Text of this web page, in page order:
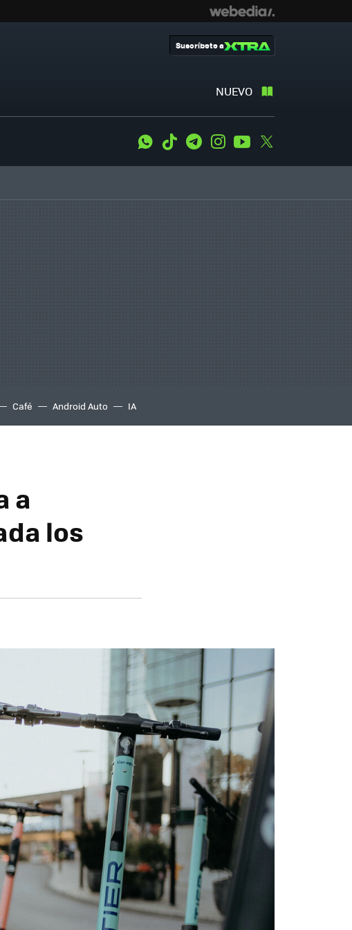
NUEVO
Suscríbete a
WhatsApp
Tiktok TelegramInstagramYoutube
Café Android Auto IA
a
los